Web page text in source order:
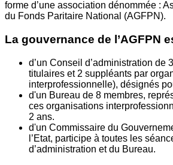
forme d’une association dénommée :
du Fonds Paritaire National (AGFPN).
La gouvernance de l’AGFPN
d’un Conseil d’administration de
titulaires et 2 suppléants par
interprofessionnelle), désignés
d'un Bureau de 8 membres,
ces organisations
2 ans.
d'un Commissaire du
l’Etat, participe à toutes les
d’administration et du Bureau.